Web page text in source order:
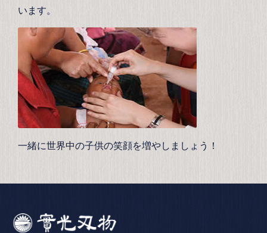
います。
一緒に世界中の子供の笑顔を増やしましょう！